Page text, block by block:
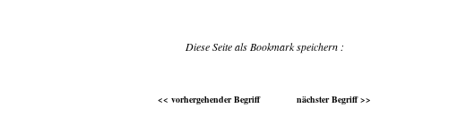
Diese Seite als Bookmark speichern :
<< vorhergehender Begriff nächster Begriff >>